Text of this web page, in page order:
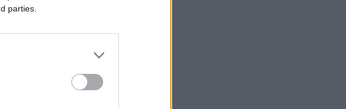
parties.
προνόμια με